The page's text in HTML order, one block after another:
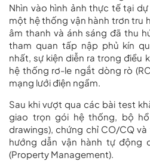
Nhìn vào hình ảnh thực tế tại
một hệ thống vận hành trơn tru
âm thanh và ánh sáng đã thu
tham quan tấp nập phủ kín
nhất, sự kiện diễn ra trong điều
hệ thống rơ-le ngắt dòng rò
mạng lưới điện ngầm.
Sau khi vượt qua các bài test
giao trọn gói hệ thống, bộ
drawings), chứng chỉ CO/CQ
hướng dẫn vận hành tự động
(Property Management).